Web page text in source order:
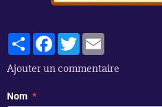
PartagerFacebook
Twitter
Ajouter un commentaire
Nom